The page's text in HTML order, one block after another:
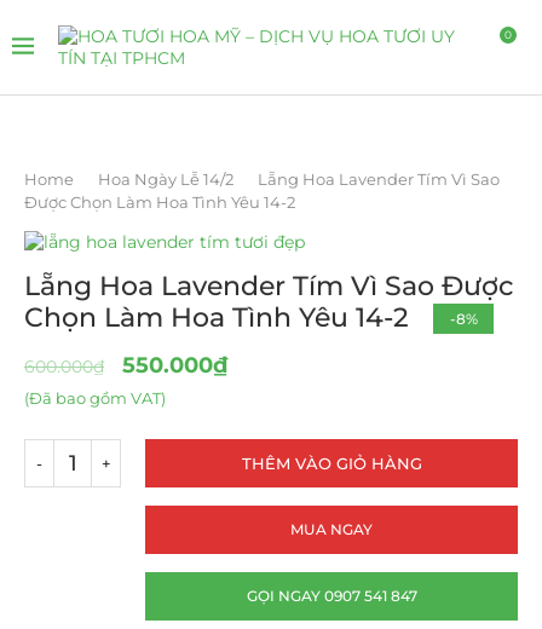
0
Home Hoa Ngày Lễ 14/2
Lẵng Hoa Lavender Tím Vì Sao
Được Chọn Làm Hoa Tình Yêu 14-2
-8%
Lẵng Hoa Lavender Tím Vì Sao Được
Chọn Làm Hoa Tình Yêu 14-2
600.000₫ 550.000₫
(Đã bao gồm VAT)
THÊM VÀO GIỎ HÀNG
MUA NGAY
GỌI NGAY 0907 541 847